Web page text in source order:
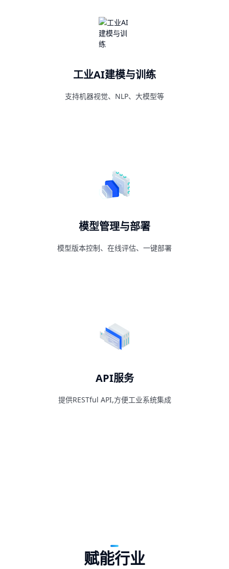
工业AI建模与训练
支持机器视觉、NLP、大模型等
模型管理与部署
模型版本控制、在线评估、一键部署
API服务
提供RESTful API,方便工业系统集成
赋能行业